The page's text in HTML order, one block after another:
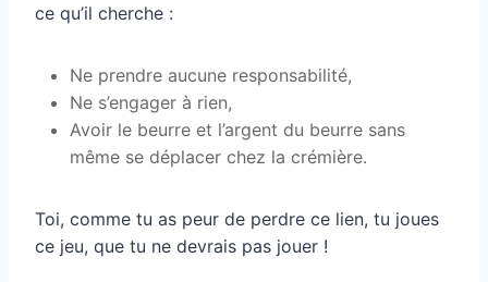
ce qu’il cherche :
Ne prendre aucune responsabilité,
Ne s’engager à rien,
Avoir le beurre et l’argent du beurre sans
même se déplacer chez la crémière.
Toi, comme tu as peur de perdre ce lien, tu joues
ce jeu, que tu ne devrais pas jouer !